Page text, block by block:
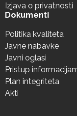
Izjava o privatnosti
Dokumenti
Politika kvaliteta
Javne nabavke
Javni oglasi
Pristup
Plan integriteta
Akti